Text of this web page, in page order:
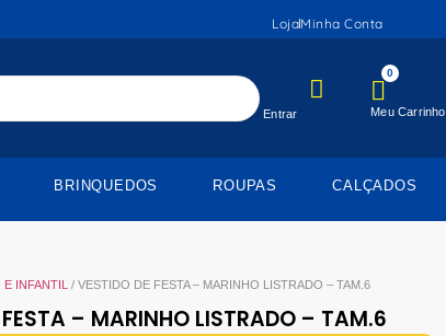
LojaMinha Conta
Entrar
0
Meu Carrinho
BRINQUEDOS ROUPAS CALÇADOS
INFANTIL / VESTIDO DE FESTA – MARINHO LISTRADO – TAM.6
– MARINHO LISTRADO – TAM.6